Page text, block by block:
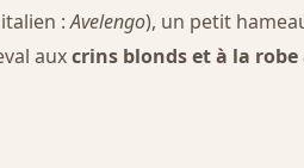
:Avelengo), un petit
auxcrins blonds et à la robe